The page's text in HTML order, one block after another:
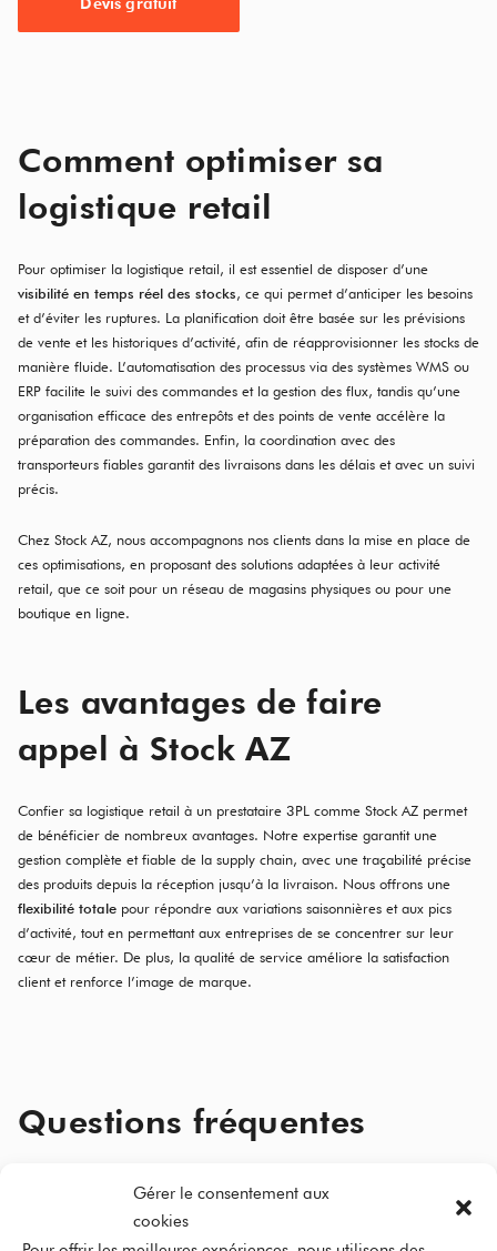
Gérer le consentement aux
cookies
Comment optimiser sa
logistique retail
Pour optimiser la logistique retail, il est essentiel de disposer d’une
visibilité en temps réel des stocks, ce qui permet d’anticiper les besoins
et d’éviter les ruptures. La planification doit être basée sur les prévisions
de vente et les historiques d’activité, afin de réapprovisionner les stocks de
manière fluide. L’automatisation des processus via des systèmes WMS ou
ERP facilite le suivi des commandes et la gestion des flux, tandis qu’une
organisation efficace des entrepôts et des points de vente accélère la
préparation des commandes. Enfin, la coordination avec des
transporteurs fiables garantit des livraisons dans les délais et avec un suivi
précis.
Chez Stock AZ, nous accompagnons nos clients dans la mise en place de
ces optimisations, en proposant des solutions adaptées à leur activité
retail, que ce soit pour un réseau de magasins physiques ou pour une
boutique en ligne.
Les avantages de faire
appel à Stock AZ
Confier sa logistique retail à un prestataire 3PL comme Stock AZ permet
de bénéficier de nombreux avantages. Notre expertise garantit une
gestion complète et fiable de la supply chain, avec une traçabilité précise
des produits depuis la réception jusqu’à la livraison. Nous offrons une
flexibilité totale pour répondre aux variations saisonnières et aux pics
d’activité, tout en permettant aux entreprises de se concentrer sur leur
cœur de métier. De plus, la qualité de service améliore la satisfaction
client et renforce l’image de marque.
Questions fréquentes
Qu’est-ce que la logistique retail ?